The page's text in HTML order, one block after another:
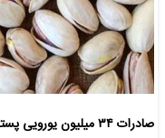
صادرات ۳۴ میلیون یورویی پسته ایران به اروپا در ۳ ماه